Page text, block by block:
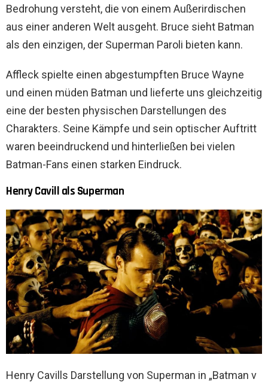
Bedrohung versteht, die von einem Außerirdischen
aus einer anderen Welt ausgeht. Bruce sieht Batman
als den einzigen, der Superman Paroli bieten kann.
Affleck spielte einen abgestumpften Bruce Wayne
und einen müden Batman und lieferte uns gleichzeitig
eine der besten physischen Darstellungen des
Charakters. Seine Kämpfe und sein optischer Auftritt
waren beeindruckend und hinterließen bei vielen
Batman-Fans einen starken Eindruck.
Henry Cavill als Superman
Henry Cavills Darstellung von Superman in „Batman v